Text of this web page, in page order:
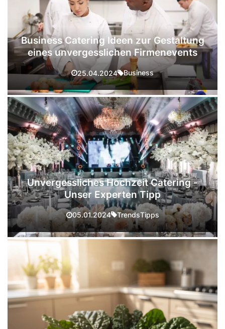
Business Catering Ideen zur Gestaltung
eines unvergesslichen Firmenevents
25.04.2024 Business
Unvergessliches Hochzeit Catering -
Unser Experten Tipp
05.01.2024 TrendsTipps